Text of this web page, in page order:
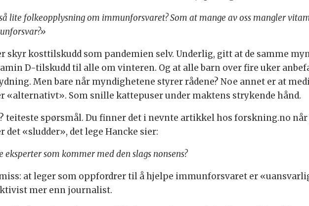
lite folkeopplysning om immunforsvaret? Som at mange av oss mangler
skyr kosttilskudd som pandemien selv. Underlig, gitt at de samme
D-tilskudd til alle om vinteren. Og at alle barn over fire uker
Men bare når myndighetene styrer rådene? Noe annet er at
«alternativt». Som snille kattepuser under maktens strykende hånd.
teiteste spørsmål. Du finner det i nevnte artikkel hos forskning.no
«sludder», det lege Hancke sier:
som kommer med den slags nonsens?
at leger som oppfordrer til å hjelpe immunforsvaret er
mer enn journalist.